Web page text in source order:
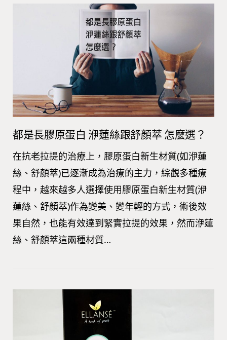
都是長膠原蛋白 洢蓮絲跟舒顏萃 怎麼選？
在抗老拉提的治療上，膠原蛋白新生材質(如洢蓮
絲、舒顏萃)已逐漸成為治療的主力，綜觀多種療
程中，越來越多人選擇使用膠原蛋白新生材質(洢
蓮絲、舒顏萃)作為變美、變年輕的方式，術後效
果自然，也能有效達到緊實拉提的效果，然而洢蓮
絲、舒顏萃這兩種材質…